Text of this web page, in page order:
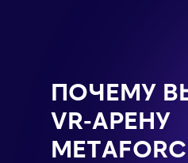
ПОЧЕМУ
VR-АРЕНУ